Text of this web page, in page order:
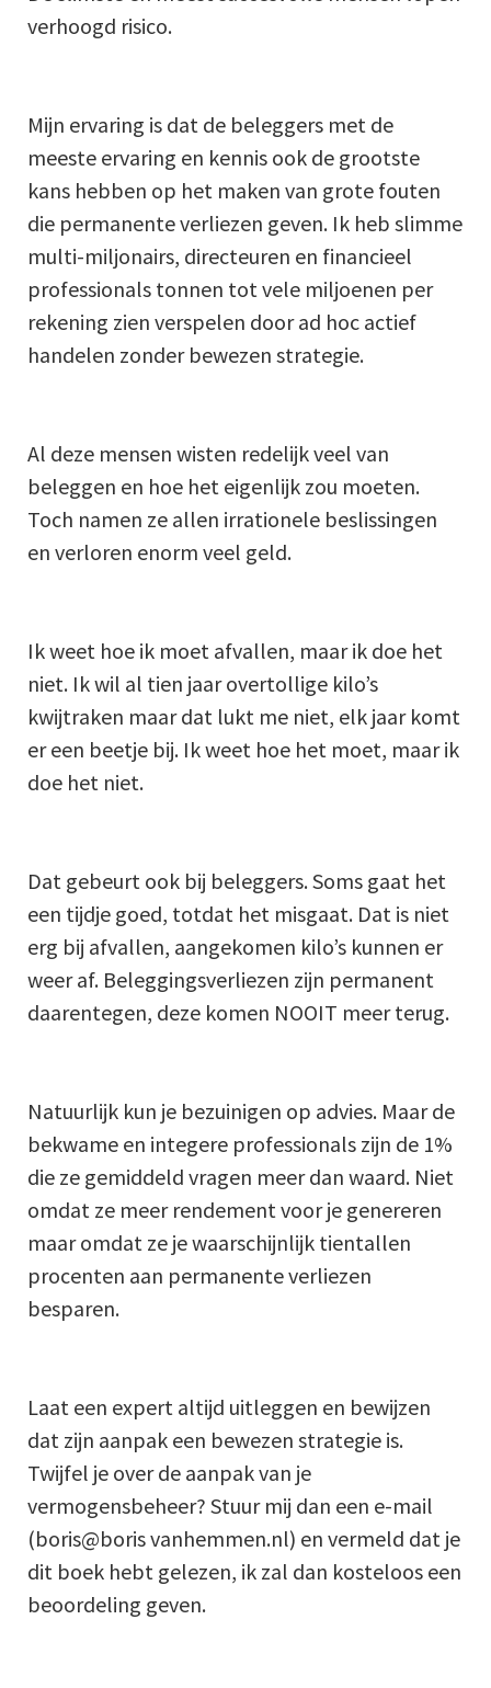
verhoogd risico.
Mijn ervaring is dat de beleggers met de
meeste ervaring en kennis ook de grootste
kans hebben op het maken van grote fouten
die permanente verliezen geven. Ik heb slimme
multi-miljonairs, directeuren en financieel
professionals tonnen tot vele miljoenen per
rekening zien verspelen door ad hoc actief
handelen zonder bewezen strategie.
Al deze mensen wisten redelijk veel van
beleggen en hoe het eigenlijk zou moeten.
Toch namen ze allen irrationele beslissingen
en verloren enorm veel geld.
Ik weet hoe ik moet afvallen, maar ik doe het
niet. Ik wil al tien jaar overtollige kilo’s
kwijtraken maar dat lukt me niet, elk jaar komt
er een beetje bij. Ik weet hoe het moet, maar ik
doe het niet.
Dat gebeurt ook bij beleggers. Soms gaat het
een tijdje goed, totdat het misgaat. Dat is niet
erg bij afvallen, aangekomen kilo’s kunnen er
weer af. Beleggingsverliezen zijn permanent
daarentegen, deze komen NOOIT meer terug.
Natuurlijk kun je bezuinigen op advies. Maar de
bekwame en integere professionals zijn de 1%
die ze gemiddeld vragen meer dan waard. Niet
omdat ze meer rendement voor je genereren
maar omdat ze je waarschijnlijk tientallen
procenten aan permanente verliezen
besparen.
Laat een expert altijd uitleggen en bewijzen
dat zijn aanpak een bewezen strategie is.
Twijfel je over de aanpak van je
vermogensbeheer? Stuur mij dan een e-mail
(boris@boris vanhemmen.nl) en vermeld dat je
dit boek hebt gelezen, ik zal dan kosteloos een
beoordeling geven.